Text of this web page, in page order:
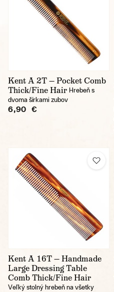
Kent A 2T — Pocket Comb
Thick/Fine Hair Hrebeň s
dvoma šírkami zubov
6,90 €
Kent A 16T — Handmade
Large Dressing Table
Comb Thick/Fine Hair
Veľký stolný hrebeň na všetky